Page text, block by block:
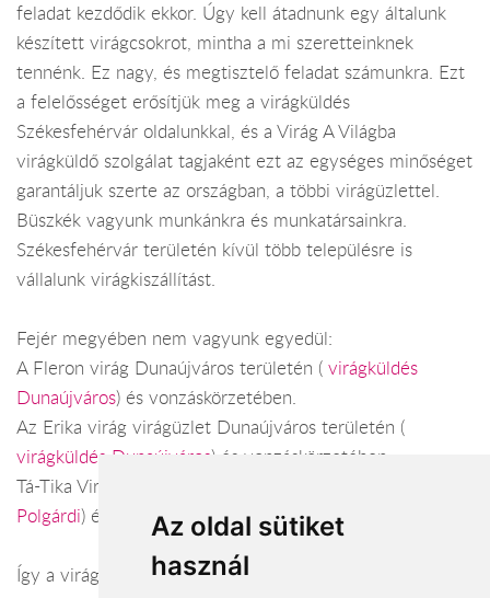
Az oldal sütiket
használ
feladat kezdődik ekkor. Úgy kell átadnunk egy általunk
készített virágcsokrot, mintha a mi szeretteinknek
tennénk. Ez nagy, és megtisztelő feladat számunkra. Ezt
a felelősséget erősítjük meg a virágküldés
Székesfehérvár oldalunkkal, és a Virág A Világba
virágküldő szolgálat tagjaként ezt az egységes minőséget
garantáljuk szerte az országban, a többi virágüzlettel.
Büszkék vagyunk munkánkra és munkatársainkra.
Székesfehérvár területén kívül több településre is
vállalunk virágkiszállítást.
Fejér megyében nem vagyunk egyedül:
A Fleron virág Dunaújváros területén ( virágküldés
Dunaújváros) és vonzáskörzetében.
Az Erika virág virágüzlet Dunaújváros területén (
virágküldés Dunaújváros) és vonzáskörzetében.
Tá-Tika Virágbolt Polgárdi területén (
Polgárdi) és vonzáskörzetében.
Így a virágküldés Fejér megye városaiban és azok